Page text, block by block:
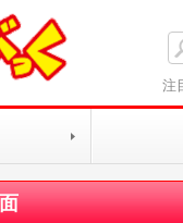
注